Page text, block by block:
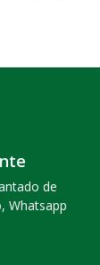
de
Whatsapp